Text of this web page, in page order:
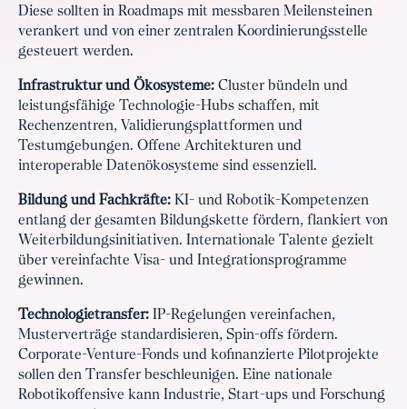
Diese sollten in Roadmaps mit messbaren Meilensteinen
verankert und von einer zentralen Koordinierungsstelle
gesteuert werden.
Infrastruktur und Ökosysteme: Cluster bündeln und
leistungsfähige Technologie-Hubs schaffen, mit
Rechenzentren, Validierungsplattformen und
Testumgebungen. Offene Architekturen und
interoperable Datenökosysteme sind essenziell.
Bildung und Fachkräfte: KI- und Robotik-Kompetenzen
entlang der gesamten Bildungskette fördern, flankiert von
Weiterbildungsinitiativen. Internationale Talente gezielt
über vereinfachte Visa- und Integrationsprogramme
gewinnen.
Technologietransfer: IP-Regelungen vereinfachen,
Musterverträge standardisieren, Spin-offs fördern.
Corporate-Venture-Fonds und kofinanzierte Pilotprojekte
sollen den Transfer beschleunigen. Eine nationale
Robotikoffensive kann Industrie, Start-ups und Forschung